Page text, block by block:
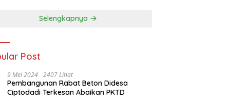
Selengkapnya
Post
9 Mei 2024 2407 Lihat
Pembangunan Rabat Beton Didesa
Ciptodadi Terkesan Abaikan PKTD